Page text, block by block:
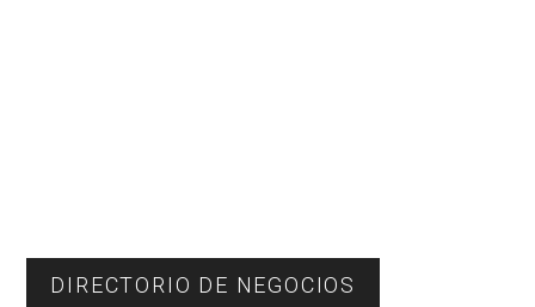
DIRECTORIO DE NEGOCIOS